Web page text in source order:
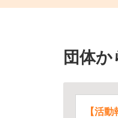
団体
【活